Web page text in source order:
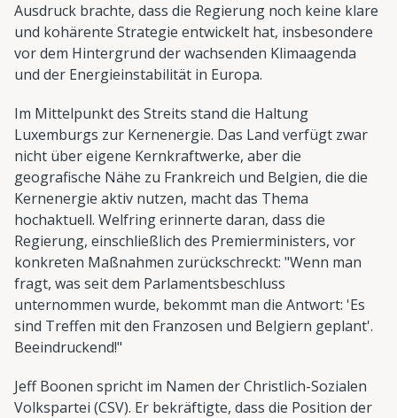
Ausdruck brachte, dass die Regierung noch keine klare
und kohärente Strategie entwickelt hat, insbesondere
vor dem Hintergrund der wachsenden Klimaagenda
und der Energieinstabilität in Europa.
Im Mittelpunkt des Streits stand die Haltung
Luxemburgs zur Kernenergie. Das Land verfügt zwar
nicht über eigene Kernkraftwerke, aber die
geografische Nähe zu Frankreich und Belgien, die die
Kernenergie aktiv nutzen, macht das Thema
hochaktuell. Welfring erinnerte daran, dass die
Regierung, einschließlich des Premierministers, vor
konkreten Maßnahmen zurückschreckt: "Wenn man
fragt, was seit dem Parlamentsbeschluss
unternommen wurde, bekommt man die Antwort: 'Es
sind Treffen mit den Franzosen und Belgiern geplant'.
Beeindruckend!"
Jeff Boonen spricht im Namen der Christlich-Sozialen
Volkspartei (CSV). Er bekräftigte, dass die Position der